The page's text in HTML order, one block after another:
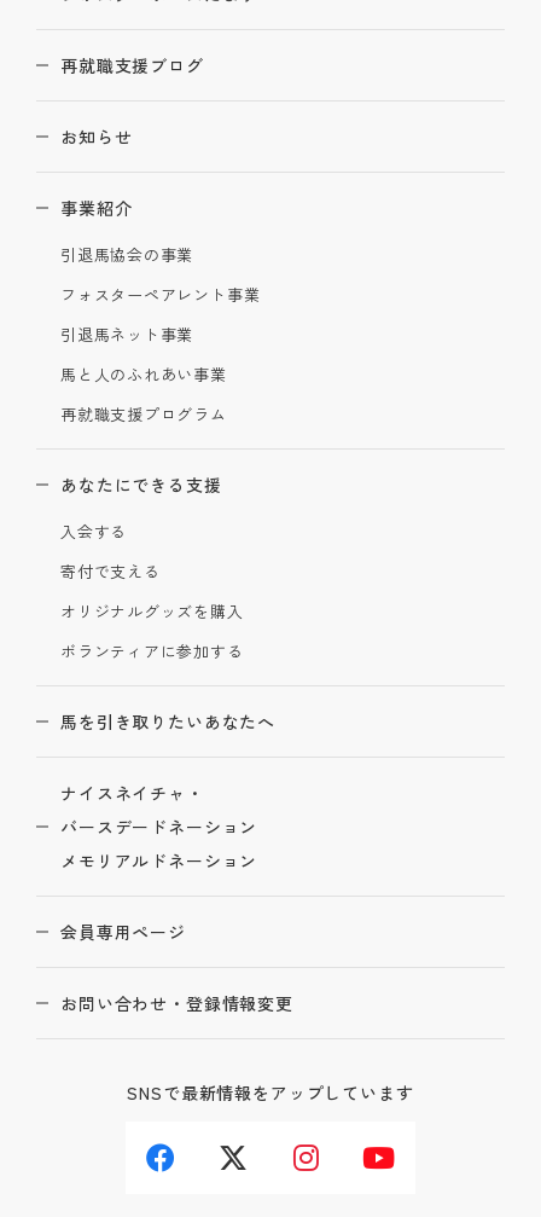
再就職支援ブログ
お知らせ
事業紹介
引退馬協会の事業
フォスターペアレント事業
引退馬ネット事業
馬と人のふれあい事業
再就職支援プログラム
あなたにできる支援
入会する
寄付で支える
オリジナルグッズを購入
ボランティアに参加する
馬を引き取りたいあなたへ
ナイスネイチャ・
バースデードネーション
メモリアルドネーション
会員専用ページ
お問い合わせ・登録情報変更
SNSで最新情報をアップしています